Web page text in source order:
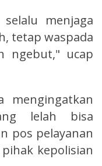
menjaga
tetap waspada
ngebut," ucap
mengingatkan
lelah bisa
pos pelayanan
kepolisian